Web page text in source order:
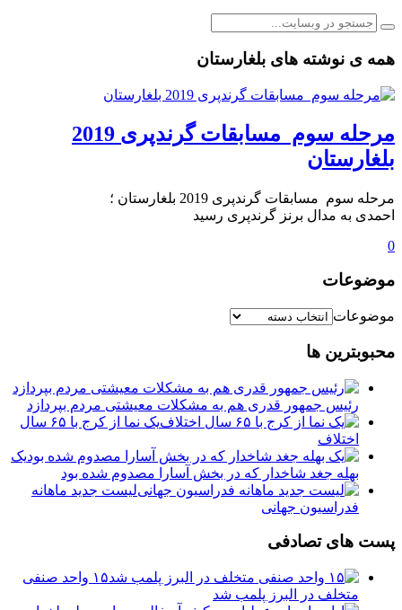
همه ی نوشته های بلغارستان
مرحله سوم مسابقات گرندپری 2019
بلغارستان
مرحله سوم مسابقات گرندپری 2019 بلغارستان ؛
احمدی به مدال برنز گرندپری رسید
0
موضوعات
موضوعات
محبوبترین ها
رئیس جمهور قدری هم به مشکلات معیشتی مردم بپردازد
یک نما از کرج با ۶۵ سال
اختلاف
یک
بهله جغد شاخدار که در بخش آسارا مصدوم شده بود
لیست جدید ماهانه
فدراسیون جهانی
پست های تصادفی
۱۵ واحد صنفی
متخلف در البرز پلمب شد